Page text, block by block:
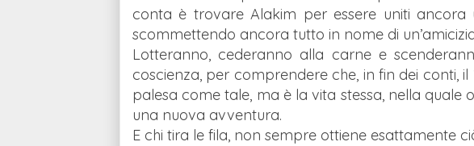
conta è trovare Alakim per essere uniti ancora
scommettendo ancora tutto in nome di
Lotteranno, cederanno alla carne e
coscienza, per comprendere che, in fin dei conti,
palesa come tale, ma è la vita stessa, nella quale
una nuova avventura.
E chi tira le fila, non sempre ottiene esattamente